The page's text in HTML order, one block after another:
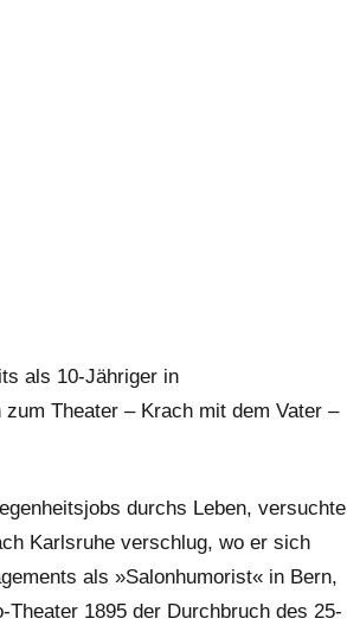
als 10-Jähriger in
Theater – Krach mit dem Vater –
durchs Leben, versuchte
Karlsruhe verschlug, wo er sich
als »Salonhumorist« in Bern,
1895 der Durchbruch des 25-